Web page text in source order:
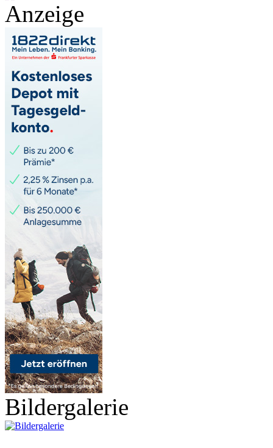
Anzeige
Bildergalerie